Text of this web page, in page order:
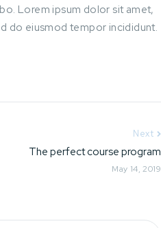
Lorem ipsum dolor sit amet,
do eiusmod tempor incididunt.
Next
The perfect course program
May 14, 2019